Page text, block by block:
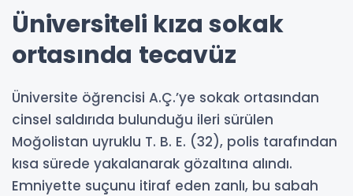
Üniversiteli kıza sokak
ortasında tecavüz
Üniversite öğrencisi A.Ç.’ye sokak ortasından
cinsel saldırıda bulunduğu ileri sürülen
Moğolistan uyruklu T. B. E. (32), polis tarafından
kısa sürede yakalanarak gözaltına alındı.
Emniyette suçunu itiraf eden zanlı, bu sabah